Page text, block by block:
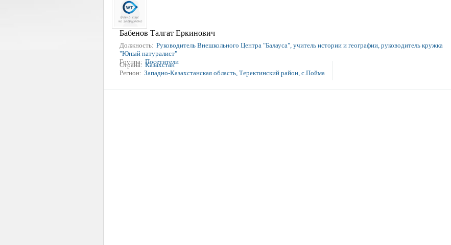
Бабенов Талгат Еркинович
Должность: Руководитель Внешкольного Центра "Балауса", учитель истории и географии, руководитель кружка
"Юный натуралист"
Группа: Посетители
Страна: Казахстан
Регион: Западно-Казахстанская область, Теректинский район, с.Пойма